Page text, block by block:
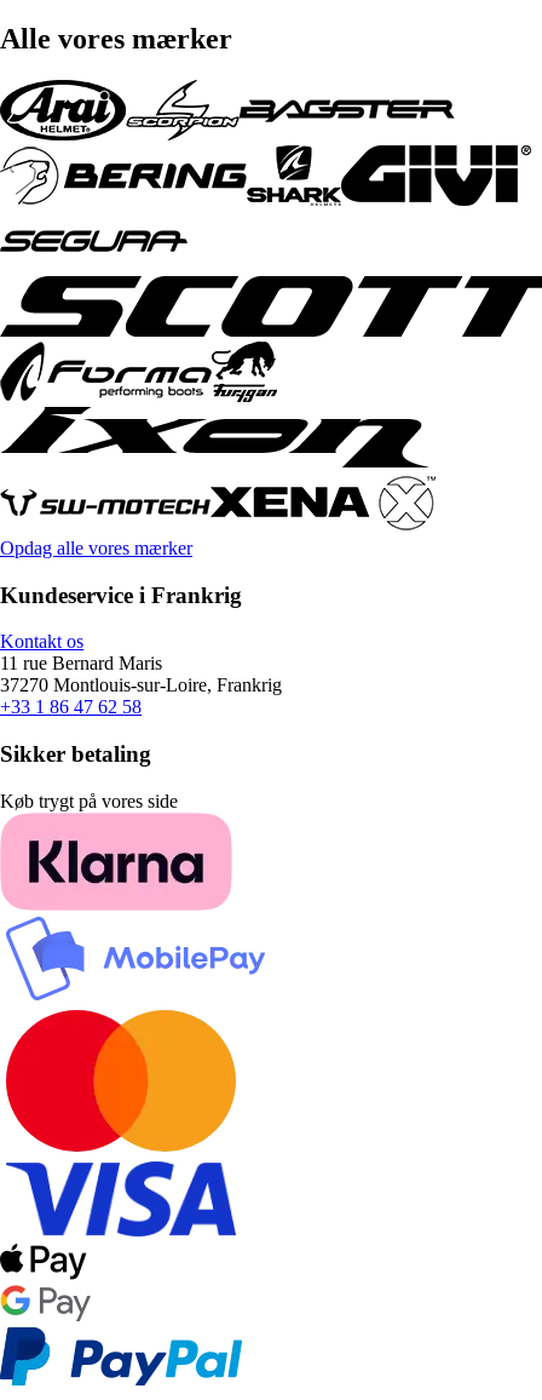
Alle vores mærker
Opdag alle vores mærker
Kundeservice i Frankrig
Kontakt os
11 rue Bernard Maris
37270 Montlouis-sur-Loire, Frankrig
+33 1 86 47 62 58
Sikker betaling
Køb trygt på vores side